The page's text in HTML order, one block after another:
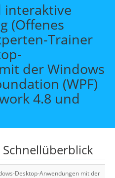
interaktive
(Offenes
Trainer
der Windows
(WPF)
4.8 und
Desktop-Anwendungen mit der